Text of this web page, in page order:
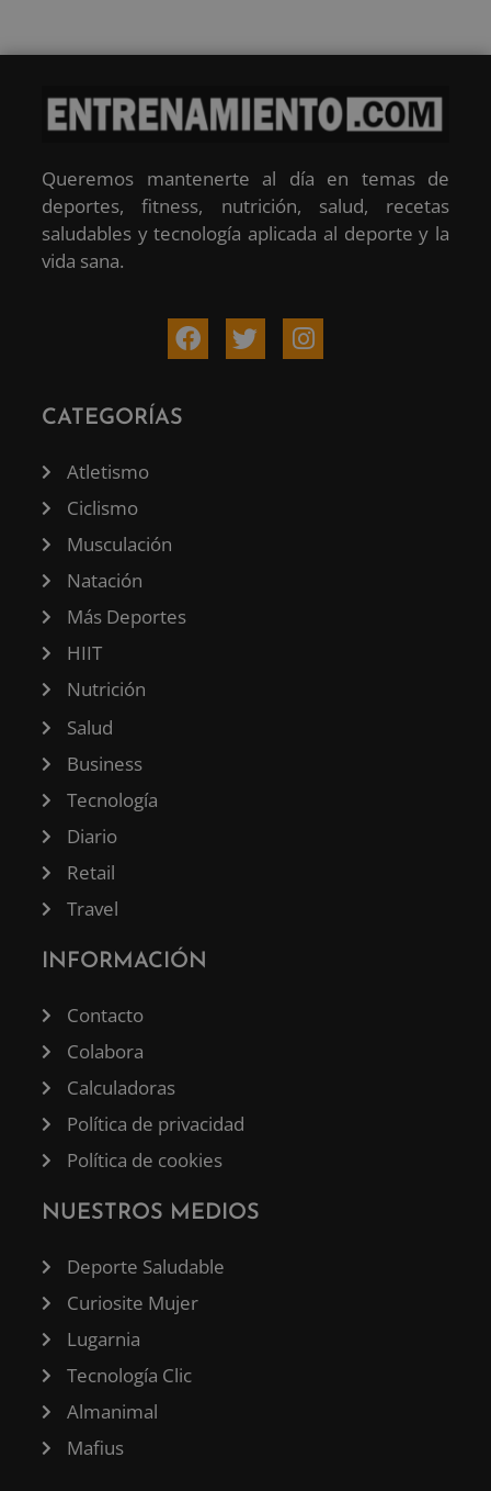
Queremos mantenerte al día en temas de
deportes, fitness, nutrición, salud, recetas
saludables y tecnología aplicada al deporte y la
vida sana.
CATEGORÍAS
Atletismo
Ciclismo
Musculación
Natación
Más Deportes
HIIT
Nutrición
Salud
Business
Tecnología
Diario
Retail
Travel
INFORMACIÓN
Contacto
Colabora
Calculadoras
Política de privacidad
Política de cookies
NUESTROS MEDIOS
Deporte Saludable
Curiosite Mujer
Lugarnia
Tecnología Clic
Almanimal
Mafius